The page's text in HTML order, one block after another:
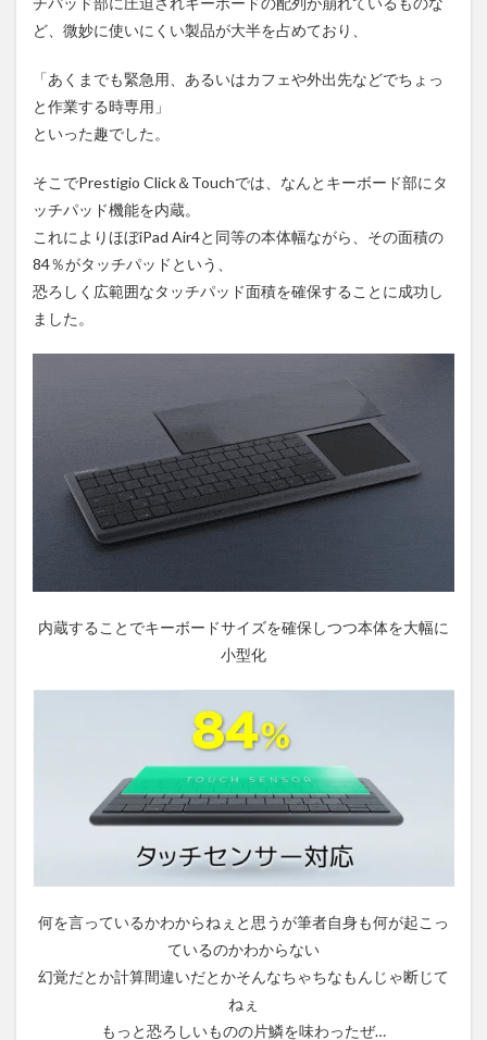
ど、微妙に使いにくい製品が大半を占めており、
「あくまでも緊急用、あるいはカフェや外出先などでちょっ
と作業する時専用」
といった趣でした。
そこでPrestigio Click＆Touchでは、なんとキーボード部にタ
ッチパッド機能を内蔵。
これによりほぼiPad Air4と同等の本体幅ながら、その面積の
84％がタッチパッドという、
恐ろしく広範囲なタッチパッド面積を確保することに成功し
ました。
内蔵することでキーボードサイズを確保しつつ本体を大幅に
小型化
何を言っているかわからねぇと思うが筆者自身も何が起こっ
ているのかわからない
幻覚だとか計算間違いだとかそんなちゃちなもんじゃ断じて
ねぇ
もっと恐ろしいものの片鱗を味わったぜ…